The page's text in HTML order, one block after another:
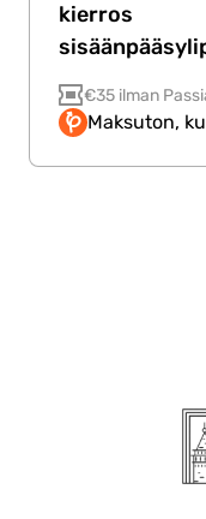
kierros
€35 ilman
Maksuton,